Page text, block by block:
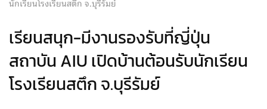
เรียนสนุก-มีงานรองรับที่ญี่ปุ่น
สถาบัน AIU เปิดบ้านต้อนรับนักเรียน
โรงเรียนสตึก จ.บุรีรัมย์